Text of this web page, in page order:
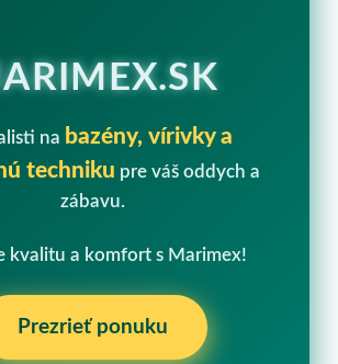
na bazény, vírivky a
techniku pre váš oddych a
zábavu.
kvalitu a komfort s Marimex!
Prezrieť ponuku